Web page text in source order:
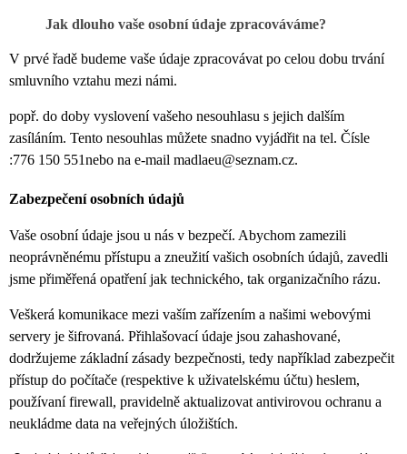
Jak dlouho vaše osobní údaje zpracováváme?
V prvé řadě budeme vaše údaje zpracovávat po celou dobu trvání
smluvního vztahu mezi námi.
popř. do doby vyslovení vašeho nesouhlasu s jejich dalším
zasíláním. Tento nesouhlas můžete snadno vyjádřit na tel. Čísle
:776 150 551nebo na e-mail madlaeu@seznam.cz.
Zabezpečení osobních údajů
Vaše osobní údaje jsou u nás v bezpečí. Abychom zamezili
neoprávněnému přístupu a zneužití vašich osobních údajů, zavedli
jsme přiměřená opatření jak technického, tak organizačního rázu.
Veškerá komunikace mezi vaším zařízením a našimi webovými
servery je šifrovaná. Přihlašovací údaje jsou zahashované,
dodržujeme základní zásady bezpečnosti, tedy například zabezpečit
přístup do počítače (respektive k uživatelskému účtu) heslem,
používanífirewall, pravidelně aktualizovat antivirovou ochranu a
neukládme data na veřejných úložištích.